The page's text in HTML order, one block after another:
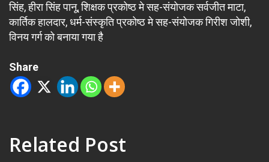
सिंह, हीरा सिंह पानू, शिक्षक प्रकोष्ठ मे सह-संयोजक सर्वजीत माटा,
कार्तिक हालदार, धर्म-संस्कृति प्रकोष्ठ मे सह-संयोजक गिरीश जोशी,
विनय गर्ग को बनाया गया है
Share
Related Post